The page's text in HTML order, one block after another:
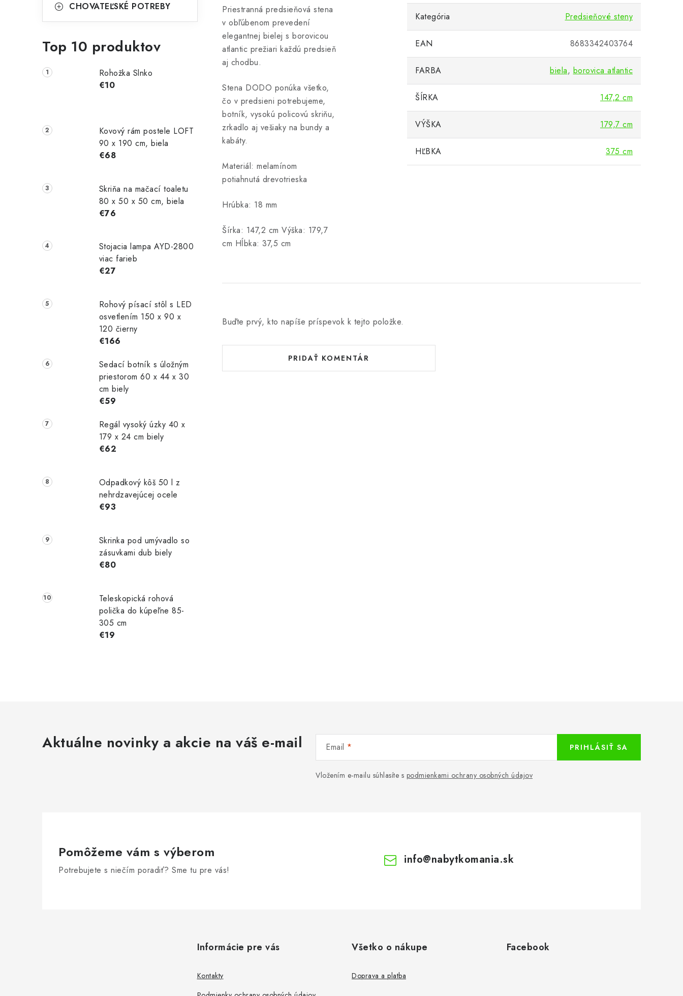
CHOVATEĽSKÉ POTREBY
Top 10 produktov
Rohožka Slnko
€10
Kovový rám postele LOFT
90 x 190 cm, biela
€68
Skriňa na mačací toaletu
80 x 50 x 50 cm, biela
€76
Stojacia lampa AYD-2800
viac farieb
€27
Rohový písací stôl s LED
osvetlením 150 x 90 x
120 čierny
€166
Sedací botník s úložným
priestorom 60 x 44 x 30
cm biely
€59
Regál vysoký úzky 40 x
179 x 24 cm biely
€62
Odpadkový kôš 50 l z
nehrdzavejúcej ocele
€93
Skrinka pod umývadlo so
zásuvkami dub biely
€80
Teleskopická rohová
polička do kúpeľne 85-
305 cm
€19
Priestranná predsieňová stena
v obľúbenom prevedení
elegantnej bielej s borovicou
atlantic prežiari každú predsieň
aj chodbu.
Stena DODO ponúka všetko,
čo v predsieni potrebujeme,
botník, vysokú policovú skriňu,
zrkadlo aj vešiaky na bundy a
kabáty.
Materiál: melamínom
potiahnutá drevotrieska
Hrúbka: 18 mm
Šírka: 147,2 cm Výška: 179,7
cm Hĺbka: 37,5 cm
Kategória Predsieňové steny
EAN 8683342403764
FARBA biela, borovica atlantic
ŠÍRKA 147,2 cm
VÝŠKA 179,7 cm
HĽBKA 375 cm
Buďte prvý, kto napíše príspevok k tejto položke.
PRIDAŤ KOMENTÁR
Aktuálne novinky a akcie na váš e-mail Email
Vložením e-mailu súhlasíte s podmienkami ochrany osobných údajov
PRIHLÁSIŤ SA
Pomôžeme vám s výberom
Potrebujete s niečím poradiť? Sme tu pre vás!
info@nabytkomania.sk
Informácie pre vás
Kontakty
Všetko o nákupe
Doprava a platba
Facebook